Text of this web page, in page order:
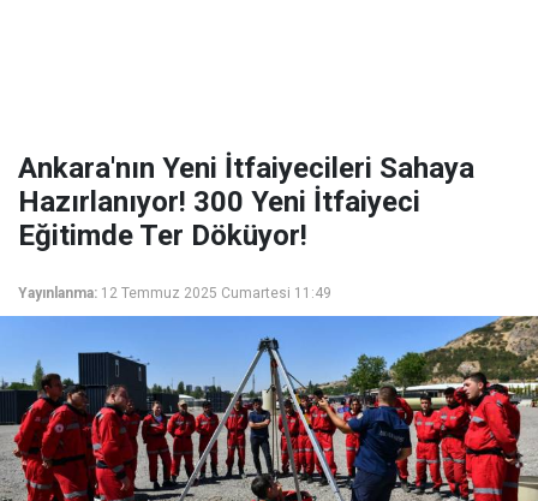
Ankara'nın Yeni İtfaiyecileri Sahaya
Hazırlanıyor! 300 Yeni İtfaiyeci
Eğitimde Ter Döküyor!
Yayınlanma: 12 Temmuz 2025 Cumartesi 11:49